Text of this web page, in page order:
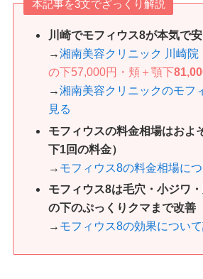
本記事を3文でざっくり解説
川崎でモフィウス8が本気で
→湘南美容クリニック 川崎院
の下57,000円・頬＋顎下
→湘南美容クリニックのモフ
見る
モフィウスの料金相場はおよ
下1回の料金）
→ モフィウス8の料金相場に
モフィウス8は毛穴・小ジワ
の下のぷっくりクマまで改善
→ モフィウス8の効果につい